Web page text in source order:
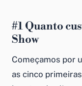
#1Quanto
Show
Começamos por
as cinco